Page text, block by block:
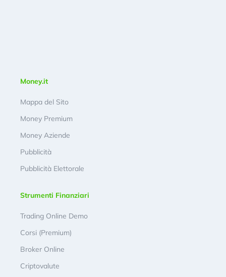
Money.it
Mappa del Sito
Money Premium
Money Aziende
Pubblicità
Pubblicità Elettorale
Strumenti Finanziari
Trading Online Demo
Corsi (Premium)
Broker Online
Criptovalute